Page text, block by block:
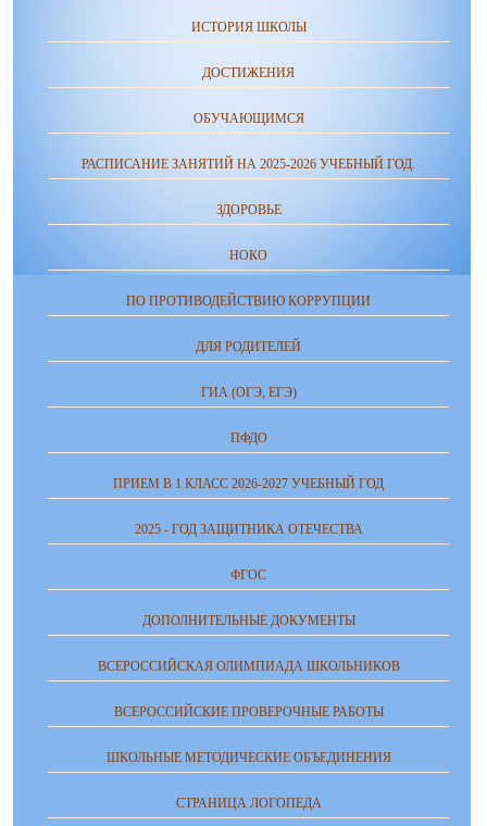
ИСТОРИЯ ШКОЛЫ
ДОСТИЖЕНИЯ
ОБУЧАЮЩИМСЯ
РАСПИСАНИЕ ЗАНЯТИЙ НА 2025-2026 УЧЕБНЫЙ ГОД.
ЗДОРОВЬЕ
НОКО
ПО ПРОТИВОДЕЙСТВИЮ КОРРУПЦИИ
ДЛЯ РОДИТЕЛЕЙ
ГИА (ОГЭ, ЕГЭ)
ПФДО
ПРИЕМ В 1 КЛАСС 2026-2027 УЧЕБНЫЙ ГОД
2025 - ГОД ЗАЩИТНИКА ОТЕЧЕСТВА
ФГОС
ДОПОЛНИТЕЛЬНЫЕ ДОКУМЕНТЫ
ВСЕРОССИЙСКАЯ ОЛИМПИАДА ШКОЛЬНИКОВ
ВСЕРОССИЙСКИЕ ПРОВЕРОЧНЫЕ РАБОТЫ
ШКОЛЬНЫЕ МЕТОДИЧЕСКИЕ ОБЪЕДИНЕНИЯ
СТРАНИЦА ЛОГОПЕДА